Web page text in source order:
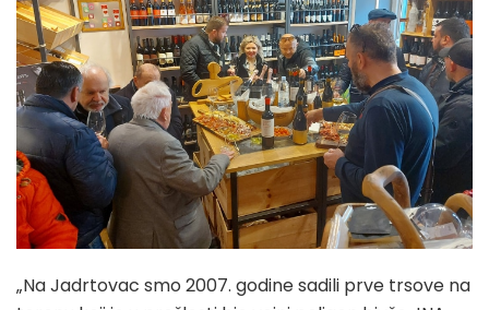
„Na Jadrtovac smo 2007. godine sadili prve trsove na